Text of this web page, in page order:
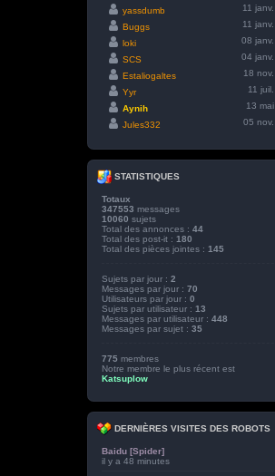
yassdumb
11 janv.
Buggs
11 janv.
loki
08 janv.
SCS
04 janv.
Estaliogaltes
18 nov.
Yyr
11 juil.
Aynih
13 mai
Jules332
05 nov.
STATISTIQUES
Totaux
347553 messages
10060 sujets
Total des annonces : 44
Total des post-it : 180
Total des pièces jointes : 145
Sujets par jour : 2
Messages par jour : 70
Utilisateurs par jour : 0
Sujets par utilisateur : 13
Messages par utilisateur : 448
Messages par sujet : 35
775 membres
Notre membre le plus récent est
Katsuplow
DERNIÈRES VISITES DES ROBOTS
Baidu [Spider]
il y a 48 minutes